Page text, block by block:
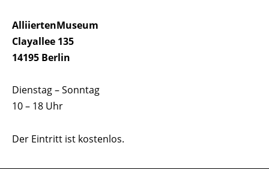
AlliiertenMuseum
Clayallee 135
14195 Berlin
Dienstag – Sonntag
10 – 18 Uhr
Der Eintritt ist kostenlos.